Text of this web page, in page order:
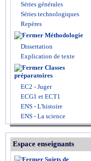
Séries générales
Séries technologiques
Repères
Méthodologie
Dissertation
Explication de texte
Classes
préparatoires
EC2 - Juger
ECG1 et ECT1
ENS - L'histoire
ENS - La science
Espace enseignants
Sujets de